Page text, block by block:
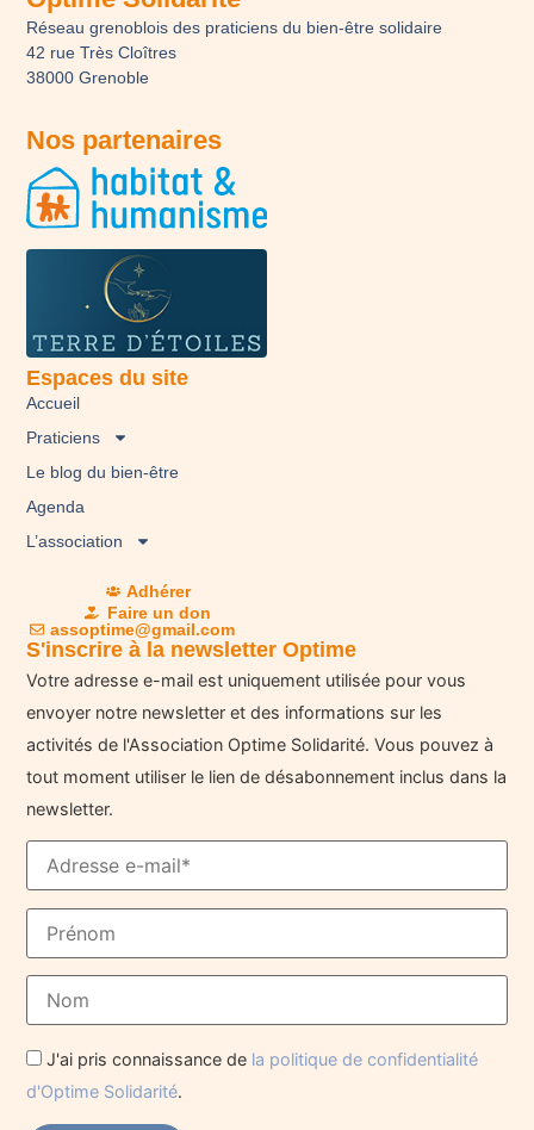
Réseau grenoblois des praticiens du bien-être solidaire
42 rue Très Cloîtres
38000 Grenoble
Nos partenaires
Espaces du site
Accueil
Praticiens
Le blog du bien-être
Agenda
L’association
Adhérer
Faire un don
assoptime@gmail.com
S'inscrire à la newsletter Optime
Votre adresse e-mail est uniquement utilisée pour vous
envoyer notre newsletter et des informations sur les
activités de l'Association Optime Solidarité. Vous pouvez à
tout moment utiliser le lien de désabonnement inclus dans la
newsletter.
J'ai pris connaissance de la politique de confidentialité
d'Optime Solidarité.